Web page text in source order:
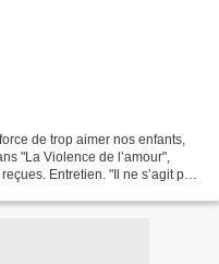
de trop aimer nos enfants,
"La Violence de l’amour",
Entretien. "Il ne s’agit pas